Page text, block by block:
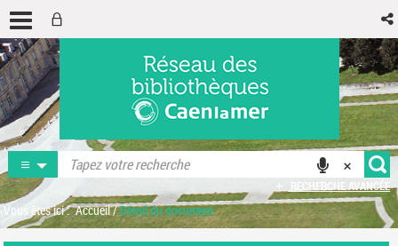
RECHERCHE AVANCÉE
Vous êtes ici : Accueil/Détail du document